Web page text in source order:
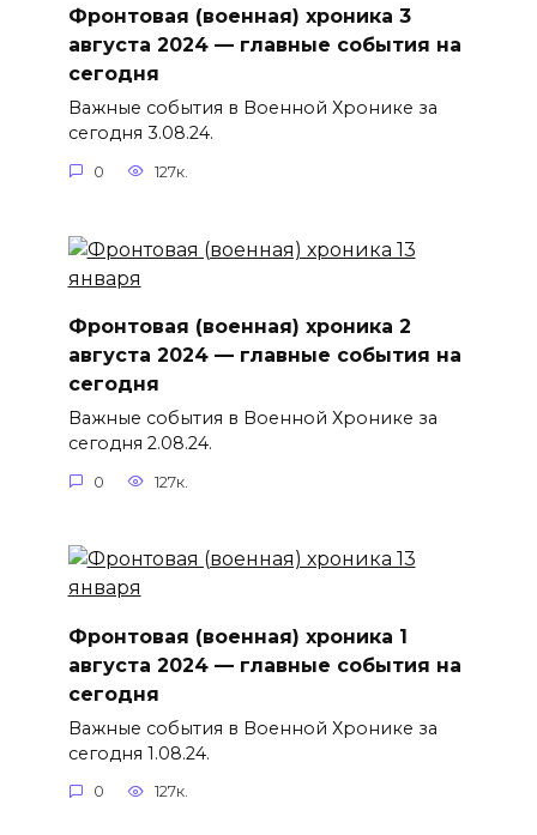
Фронтовая (военная) хроника 3
августа 2024 — главные события на
сегодня
Важные события в Военной Хронике за
сегодня 3.08.24.
0 127к.
Фронтовая (военная) хроника 2
августа 2024 — главные события на
сегодня
Важные события в Военной Хронике за
сегодня 2.08.24.
0 127к.
Фронтовая (военная) хроника 1
августа 2024 — главные события на
сегодня
Важные события в Военной Хронике за
сегодня 1.08.24.
0 127к.